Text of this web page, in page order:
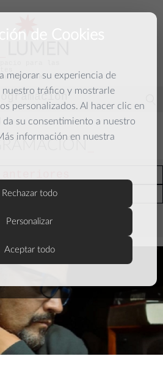
de Cookies
mejorar su experiencia de
nuestro tráfico y mostrarle
personalizados. Al hacer clic en
da su consentimiento a nuestro
información en nuestra
Rechazar todo
Personalizar
Aceptar todo
palabra
actuales
septiembre